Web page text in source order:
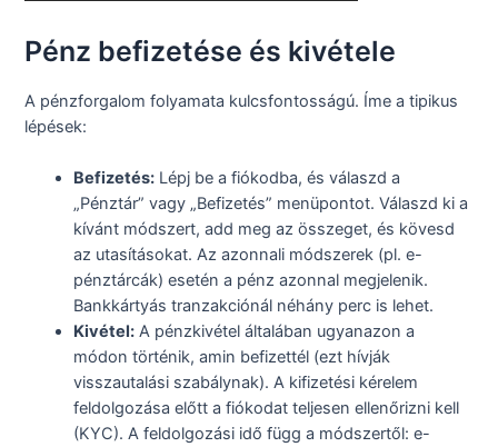
Pénz befizetése és kivétele
A pénzforgalom folyamata kulcsfontosságú. Íme a tipikus
lépések:
Befizetés: Lépj be a fiókodba, és válaszd a
„Pénztár” vagy „Befizetés” menüpontot. Válaszd ki a
kívánt módszert, add meg az összeget, és kövesd
az utasításokat. Az azonnali módszerek (pl. e-
pénztárcák) esetén a pénz azonnal megjelenik.
Bankkártyás tranzakciónál néhány perc is lehet.
Kivétel: A pénzkivétel általában ugyanazon a
módon történik, amin befizettél (ezt hívják
visszautalási szabálynak). A kifizetési kérelem
feldolgozása előtt a fiókodat teljesen ellenőrizni kell
(KYC). A feldolgozási idő függ a módszertől: e-